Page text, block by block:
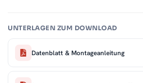
UNTERLAGEN ZUM DOWNLOAD
Datenblatt & Montageanleitung